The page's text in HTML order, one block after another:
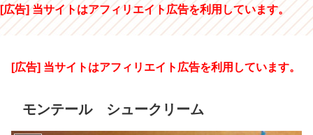
[広告] 当サイトはアフィリエイト広告を利用しています。
[広告] 当サイトはアフィリエイト広告を利用しています。
モンテール シュークリーム